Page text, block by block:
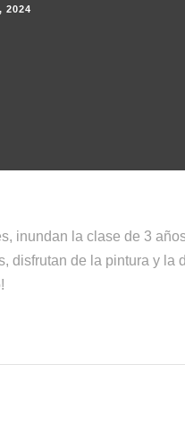
2024
inundan la clase de 3
disfrutan de la pintura y la